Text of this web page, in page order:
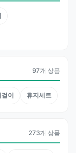
97개 상품
걸이 휴지세트
273개 상품